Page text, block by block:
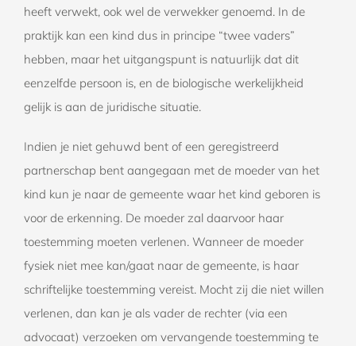
heeft verwekt, ook wel de verwekker genoemd. In de
praktijk kan een kind dus in principe “twee vaders”
hebben, maar het uitgangspunt is natuurlijk dat dit
eenzelfde persoon is, en de biologische werkelijkheid
gelijk is aan de juridische situatie.
Indien je niet gehuwd bent of een geregistreerd
partnerschap bent aangegaan met de moeder van het
kind kun je naar de gemeente waar het kind geboren is
voor de erkenning. De moeder zal daarvoor haar
toestemming moeten verlenen. Wanneer de moeder
fysiek niet mee kan/gaat naar de gemeente, is haar
schriftelijke toestemming vereist. Mocht zij die niet willen
verlenen, dan kan je als vader de rechter (via een
advocaat) verzoeken om vervangende toestemming te